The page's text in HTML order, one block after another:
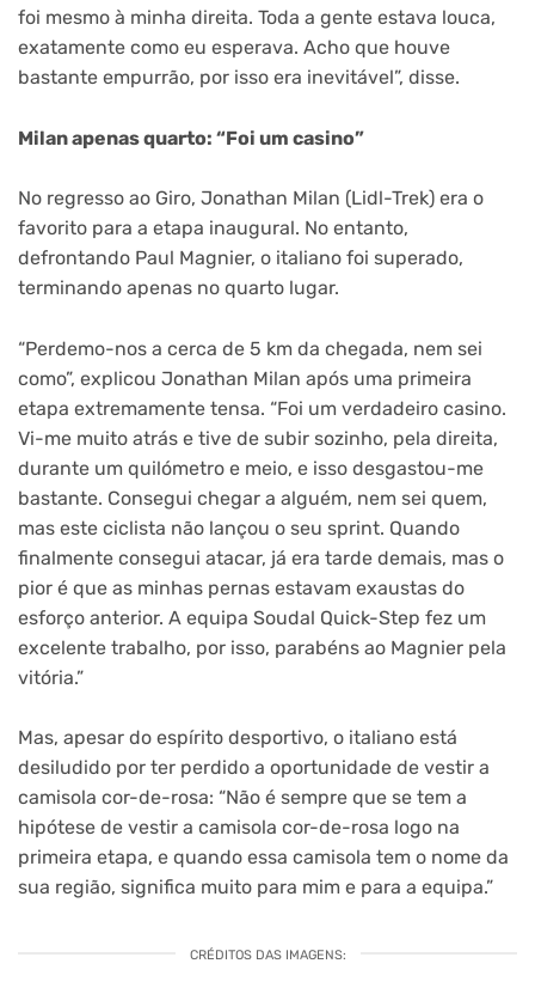
foi mesmo à minha direita. Toda a gente estava louca,
exatamente como eu esperava. Acho que houve
bastante empurrão, por isso era inevitável”, disse.
Milan apenas quarto: “Foi um casino”
No regresso ao Giro, Jonathan Milan (Lidl-Trek) era o
favorito para a etapa inaugural. No entanto,
defrontando Paul Magnier, o italiano foi superado,
terminando apenas no quarto lugar.
“Perdemo-nos a cerca de 5 km da chegada, nem sei
como”, explicou Jonathan Milan após uma primeira
etapa extremamente tensa. “Foi um verdadeiro casino.
Vi-me muito atrás e tive de subir sozinho, pela direita,
durante um quilómetro e meio, e isso desgastou-me
bastante. Consegui chegar a alguém, nem sei quem,
mas este ciclista não lançou o seu sprint. Quando
finalmente consegui atacar, já era tarde demais, mas o
pior é que as minhas pernas estavam exaustas do
esforço anterior. A equipa Soudal Quick-Step fez um
excelente trabalho, por isso, parabéns ao Magnier pela
vitória.”
Mas, apesar do espírito desportivo, o italiano está
desiludido por ter perdido a oportunidade de vestir a
camisola cor-de-rosa: “Não é sempre que se tem a
hipótese de vestir a camisola cor-de-rosa logo na
primeira etapa, e quando essa camisola tem o nome da
sua região, significa muito para mim e para a equipa.”
CRÉDITOS DAS IMAGENS: